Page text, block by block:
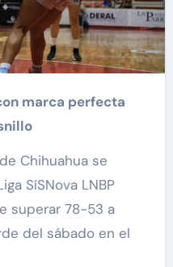
marca perfecta
Chihuahua se
SíSNova LNBP
superar 78-53 a
del sábado en el